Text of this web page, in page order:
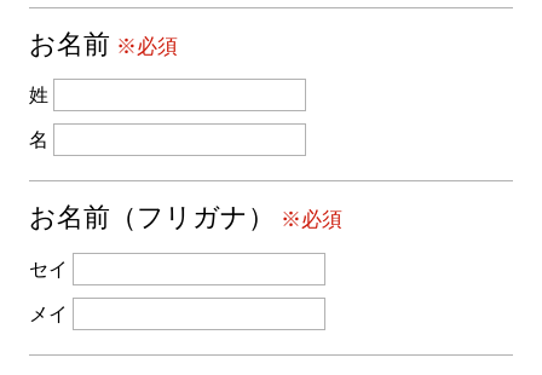
お名前 ※必須
姓
名
お名前（フリガナ） ※必須
セイ
メイ